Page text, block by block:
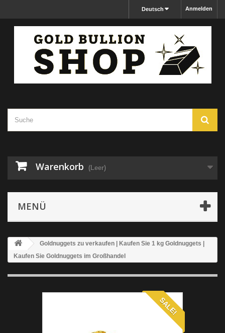
Anmelden
Deutsch
Warenkorb (Leer)
MENÜ
Goldnuggets zu verkaufen | Kaufen Sie 1 kg Goldnuggets |
Kaufen Sie Goldnuggets im Großhandel
SALE!